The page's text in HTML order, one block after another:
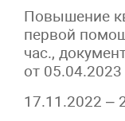
Повышение
первой
час.,
от 05.04.2023
17.11.2022 –